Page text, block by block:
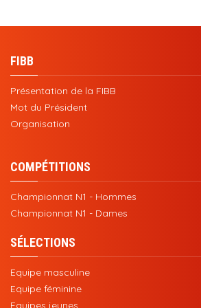
FIBB
Présentation de la FIBB
Mot du Président
Organisation
COMPÉTITIONS
Championnat N1 - Hommes
Championnat N1 - Dames
SÉLECTIONS
Equipe masculine
Equipe féminine
Equipes jeunes